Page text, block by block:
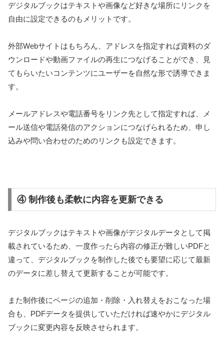
デジタルブックはテキストや画像など好きな場所にリンクを
自由に設定できるのもメリットです。
外部Webサイトはもちろん、アドレスを指定すれば資料のダ
ウンロードや動画ファイルの再生につなげることができ、見
てもらいたいコンテンツにユーザーを自然な形で誘導できま
す。
メールアドレスや電話番号をリンク先として指定すれば、メ
ール送信や電話発信のアクションにつなげられるため、申し
込みや問い合わせのためのリンクも設定できます。
④ 制作後も柔軟に内容を更新できる
デジタルブックはテキストや画像がデジタルデータとして掲
載されているため、一度作ったら内容の修正が難しいPDFと
違って、デジタルブックを制作した後でも要望に応じて最新
のデータに差し替えて更新することが可能です。
また制作後にページの追加・削除・入れ替えをおこなった場
合も、PDFデータを提供していただければ速やかにデジタル
ブックに変更内容を反映させられます。